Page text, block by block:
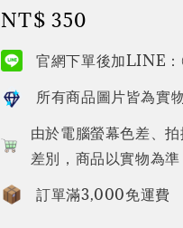
Regular
price
NT$ 350
官網下單後加LINE
所有商品圖片皆為實
由於電腦螢幕色差、
差別，商品以實物為準
訂單滿3,000免運費